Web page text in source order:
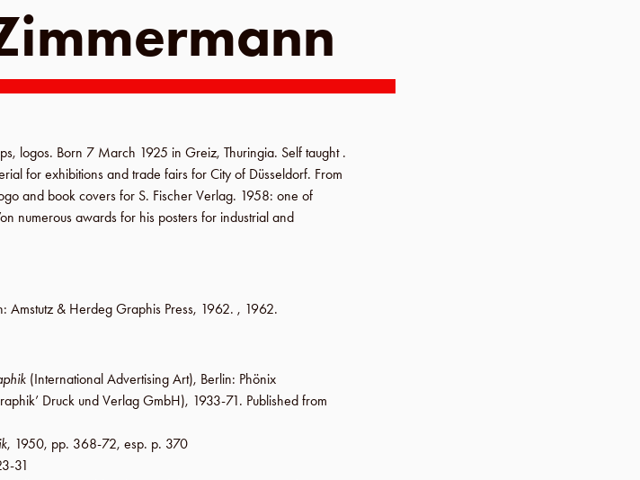
logos. Born 7 March 1925 in Greiz, Thuringia. Self taught .
for exhibitions and trade fairs forCity of Düsseldorf. From
and book covers for S. Fischer Verlag. 1958: one of
numerous awards for his posters for industrial and
: Amstutz & Herdeg Graphis Press, 1962. , 1962.
(International Advertising Art), Berlin: Phönix
Druck und Verlag GmbH), 1933-71. Published from
, 1950, pp. 368-72, esp. p. 370
31